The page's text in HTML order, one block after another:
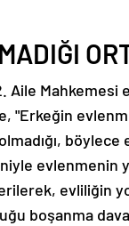
Mahkemesi
evlenmenin
boşanma